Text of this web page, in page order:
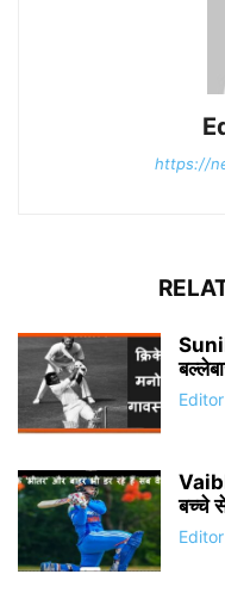
https://
बच्चे